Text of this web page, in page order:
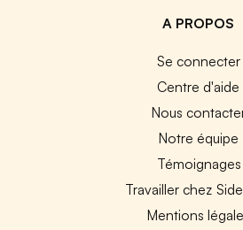
A PROPOS
Se connecter
Centre d'aide
Nous
Notre équipe
Témoignages
Travailler chez
Mentions